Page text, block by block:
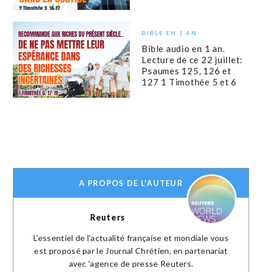
BIBLE EN 1 AN
Bible audio en 1 an.
Lecture de ce 22 juillet:
Psaumes 125, 126 et
127 1 Timothée 5 et 6
A PROPOS DE L'AUTEUR
Reuters
L'essentiel de l'actualité française et mondiale vous
est proposé par le Journal Chrétien, en partenariat
avec 'agence de presse Reuters.